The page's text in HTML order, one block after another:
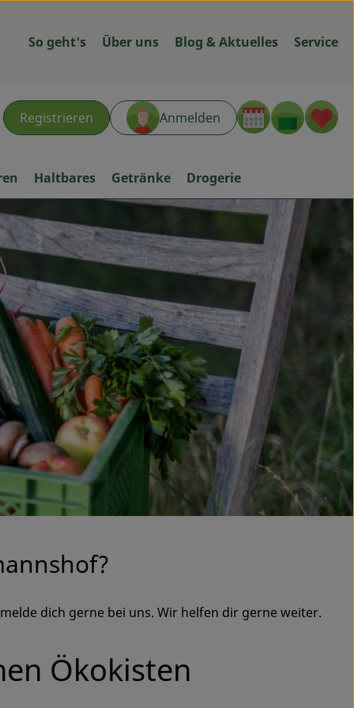
So geht's Über uns Blog & Aktuelles Service
Registrieren Anmelden
Haltbares Getränke Drogerie
dich gerne bei uns. Wir helfen dir gerne weiter.
Ökokisten